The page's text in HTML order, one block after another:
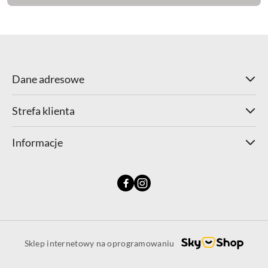
Dane adresowe
Strefa klienta
Informacje
Sklep internetowy na oprogramowaniu